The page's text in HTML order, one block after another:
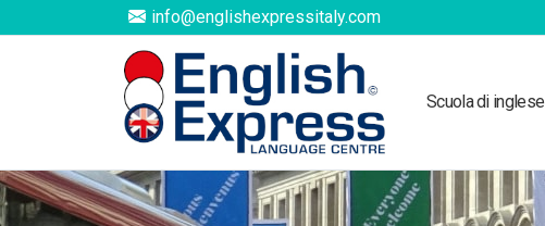
info@englishexpressitaly.com
Scuola di inglese